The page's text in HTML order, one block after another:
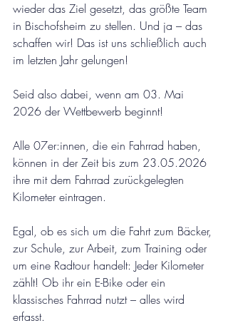
wieder das Ziel gesetzt, das größte Team
in Bischofsheim zu stellen. Und ja – das
schaffen wir! Das ist uns schließlich auch
im letzten Jahr gelungen!
Seid also dabei, wenn am 03. Mai
2026 der Wettbewerb beginnt!
Alle 07er:innen, die ein Fahrrad haben,
können in der Zeit bis zum 23.05.2026
ihre mit dem Fahrrad zurückgelegten
Kilometer eintragen.
Egal, ob es sich um die Fahrt zum Bäcker,
zur Schule, zur Arbeit, zum Training oder
um eine Radtour handelt: Jeder Kilometer
zählt! Ob ihr ein E-Bike oder ein
klassisches Fahrrad nutzt – alles wird
erfasst.